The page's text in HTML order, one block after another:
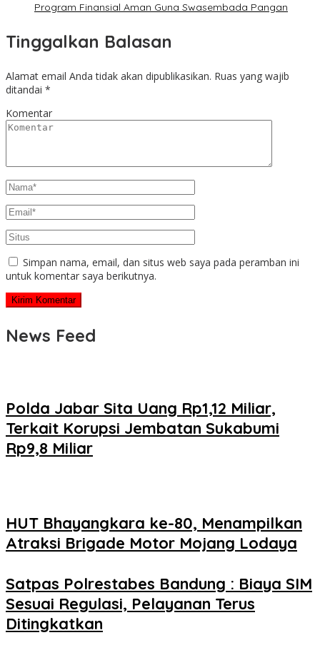
Program Finansial Aman Guna Swasembada Pangan
Tinggalkan Balasan
Alamat email Anda tidak akan dipublikasikan. Ruas yang wajib
ditandai *
Komentar
Simpan nama, email, dan situs web saya pada peramban ini
untuk komentar saya berikutnya.
News Feed
Polda Jabar Sita Uang Rp1,12 Miliar,
Terkait Korupsi Jembatan Sukabumi
Rp9,8 Miliar
HUT Bhayangkara ke-80, Menampilkan
Atraksi Brigade Motor Mojang Lodaya
Satpas Polrestabes Bandung : Biaya SIM
Sesuai Regulasi, Pelayanan Terus
Ditingkatkan